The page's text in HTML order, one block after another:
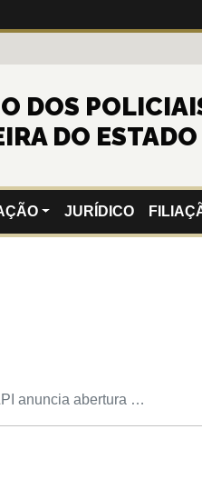
DOS
DO
JURÍDICO
anuncia abertura …